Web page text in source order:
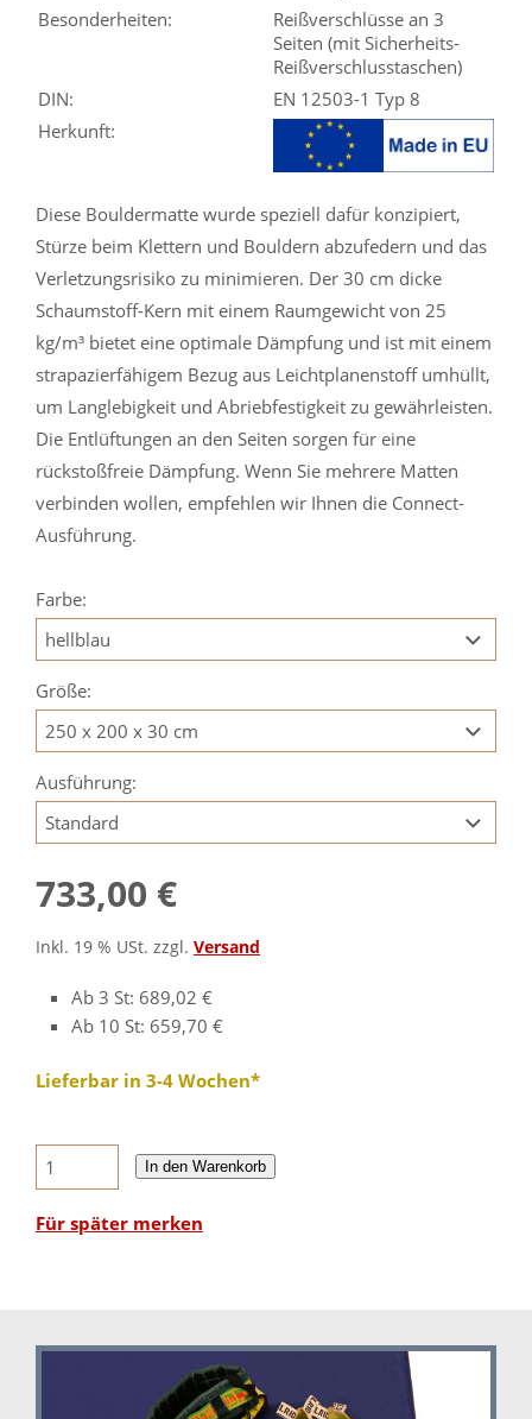
Besonderheiten:
Reißverschlüsse an 3
Seiten (mit Sicherheits-
Reißverschlusstaschen)
DIN:
EN 12503-1 Typ 8
Herkunft:
Diese Bouldermatte wurde speziell dafür konzipiert,
Stürze beim Klettern und Bouldern abzufedern und das
Verletzungsrisiko zu minimieren. Der 30 cm dicke
Schaumstoff-Kern mit einem Raumgewicht von 25
kg/m³ bietet eine optimale Dämpfung und ist mit einem
strapazierfähigem Bezug aus Leichtplanenstoff umhüllt,
um Langlebigkeit und Abriebfestigkeit zu gewährleisten.
Die Entlüftungen an den Seiten sorgen für eine
rückstoßfreie Dämpfung. Wenn Sie mehrere Matten
verbinden wollen, empfehlen wir Ihnen die Connect-
Ausführung.
Farbe:
Größe:
Ausführung:
733,00 €
Inkl. 19 % USt. zzgl. Versand
Ab 3 St: 689,02 €
Ab 10 St: 659,70 €
Lieferbar in 3-4 Wochen*
In den Warenkorb
Für später merken